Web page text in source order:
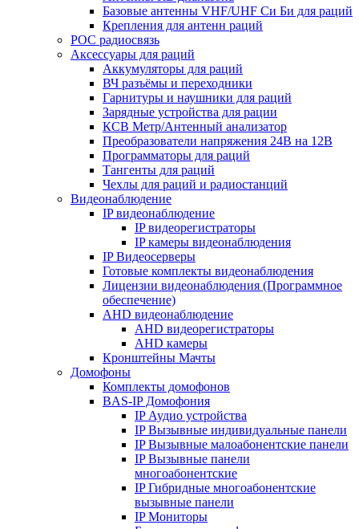
Базовые антенны VHF/UHF Си Би для раций
Крепления для антенн раций
POC радиосвязь
Аксессуары для раций
Аккумуляторы для раций
ВЧ разъёмы и переходники
Гарнитуры и наушники для раций
Зарядные устройства для рации
КСВ Метр/Антенный анализатор
Преобразователи напряжения 24В на 12В
Программаторы для раций
Тангенты для раций
Чехлы для раций и радиостанций
Видеонаблюдение
IP видеонаблюдение
IP видеорегистраторы
IP камеры видеонаблюдения
IP Видеосерверы
Готовые комплекты видеонаблюдения
Лицензии видеонаблюдения (Программное
обеспечение)
AHD видеонаблюдение
AHD видеорегистраторы
AHD камеры
Кронштейны Мачты
Домофоны
Комплекты домофонов
BAS-IP Домофония
IP Аудио устройства
IP Вызывные индивидуальные панели
IP Вызывные малоабонентские панели
IP Вызывные панели
многоабонентские
IP Гибридные многоабонентские
вызывные панели
IP Мониторы